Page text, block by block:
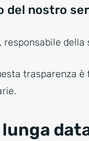
del nostro
responsabile della
trasparenza è